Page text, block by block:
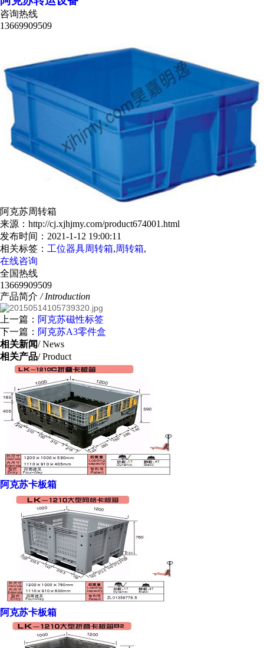
咨询热线
13669909509
阿克苏周转箱
来源：http://cj.xjhjmy.com/product674001.html
发布时间：2021-1-12 19:00:11
相关标签： 工位器具周转箱,周转箱,
在线咨询
全国热线
13669909509
产品简介 / Introduction
上一篇： 阿克苏磁性标签
下一篇： 阿克苏A3零件盒
相关新闻/ News
相关产品/ Product
阿克苏卡板箱
阿克苏卡板箱